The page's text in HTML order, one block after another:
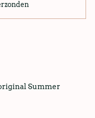
original Summer